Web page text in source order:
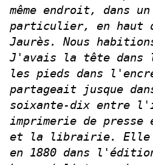
même endroit, dans
particulier, en haut
Jaurès. Nous
J'avais la tête
les pieds dans
partageait jusque
soixante-dix entre
imprimerie de
et la librairie. Elle
en 1880 dans